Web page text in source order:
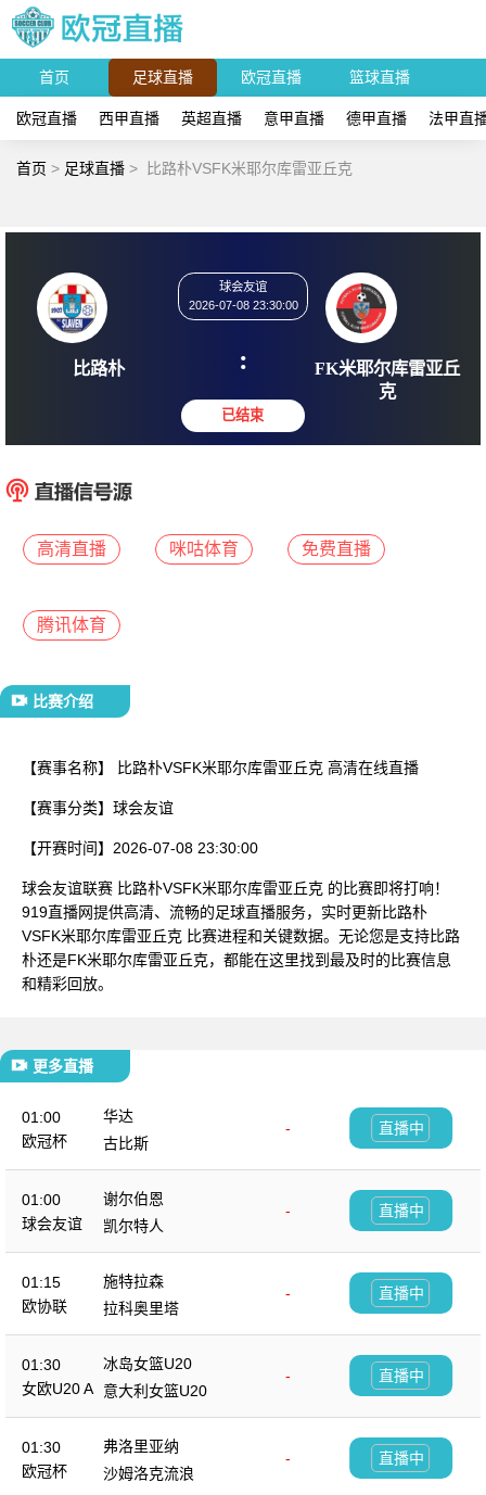
首页 足球直播 欧冠直播 篮球直播
欧冠直播 西甲直播 英超直播 意甲直播 德甲直播 法甲直
首页 > 足球直播 > 比路朴VSFK米耶尔库雷亚丘克
比路朴
2026-07-08 23:30:00
: FK米耶尔
高清直播 咪咕体育 免费直播
腾讯体育
比赛介绍
【赛事名称】 比路朴VSFK米耶尔库雷亚丘克 高清在线直播
【赛事分类】 球会友谊
【开赛时间】 2026-07-08 23:30:00
球会友谊联赛 比路朴VSFK米耶尔库雷亚丘克 的比赛即将打响！
919直播网提供高清、流畅的足球直播服务，实时更新比路朴
VSFK米耶尔库雷亚丘克 比赛进程和关键数据。无论您是支持比路
朴还是FK米耶尔库雷亚丘克，都能在这里找到最及时的比赛信息
和精彩回放。
更多直播
01:00
欧冠杯
华达
-
古比斯
直播中
01:00
球会友谊
谢尔伯恩
-
凯尔特人
直播中
01:15
欧协联
施特拉森
-
拉科奥里塔
直播中
01:30
女欧U20 A
冰岛女篮U20
-
意大利女篮U20
直播中
01:30
欧冠杯
弗洛里亚纳
-
沙姆洛克流浪
直播中